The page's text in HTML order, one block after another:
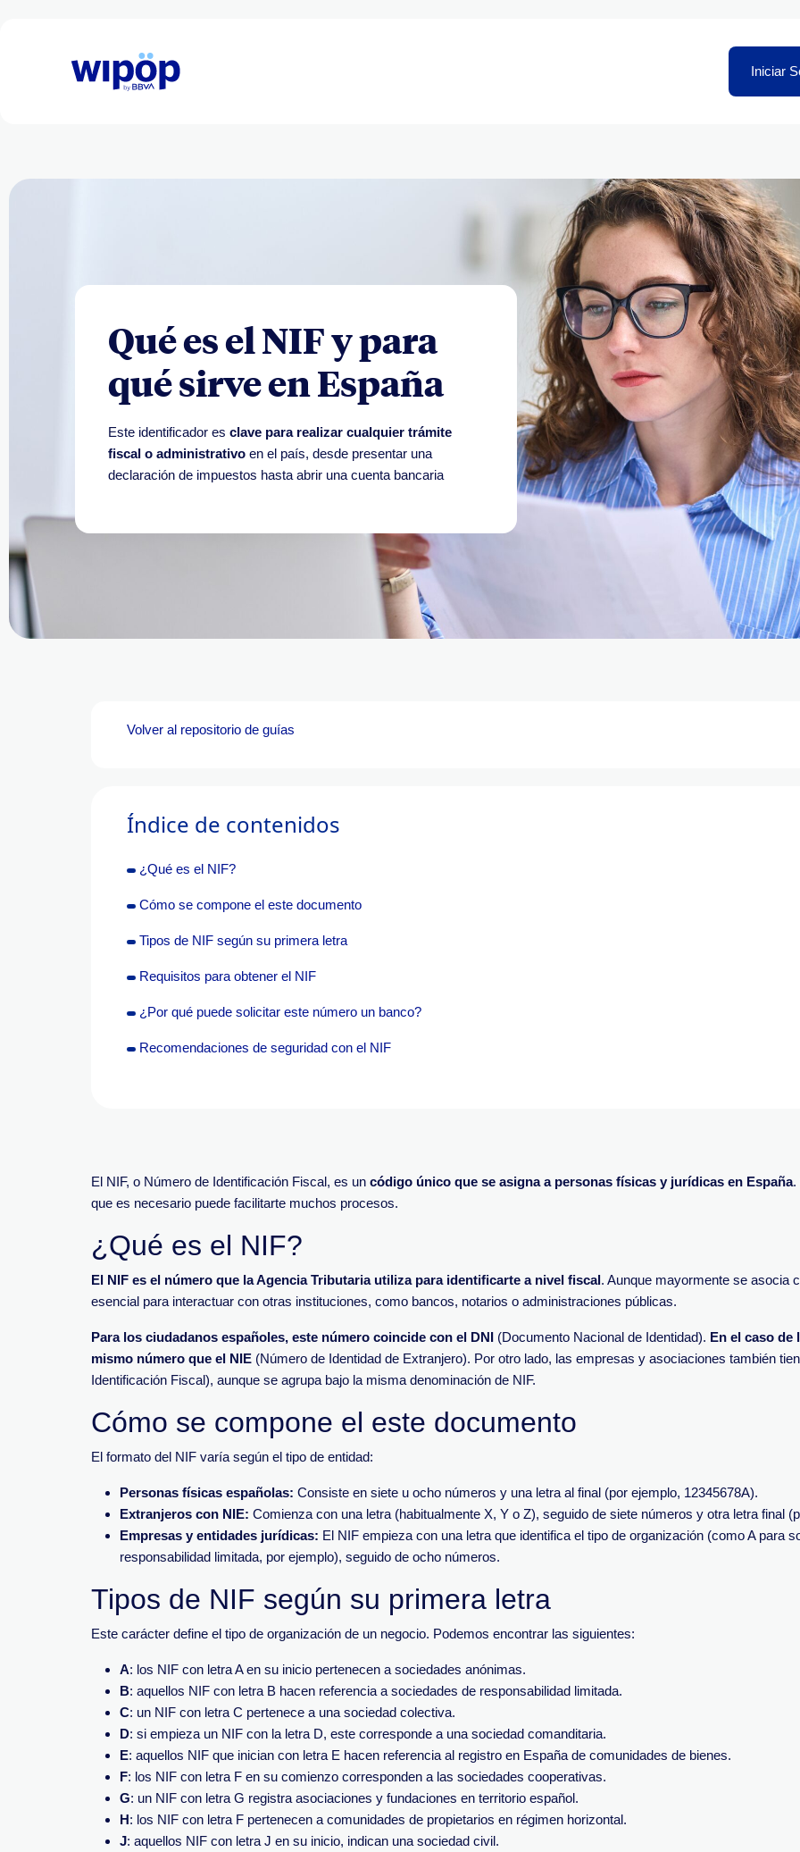
Iniciar
Qué es el NIF y para
qué sirve en España
Este identificador es clave para realizar cualquier trámite
fiscal o administrativo en el país, desde presentar una
declaración de impuestos hasta abrir una cuenta bancaria
Volver al repositorio de guías
Índice de contenidos
¿Qué es el NIF?
Cómo se compone el este documento
Tipos de NIF según su primera letra
Requisitos para obtener el NIF
¿Por qué puede solicitar este número un banco?
Recomendaciones de seguridad con el NIF
El NIF, o Número de Identificación Fiscal, es un código único que se asigna a personas físicas y jurídicas en España.
que es necesario puede facilitarte muchos procesos.
¿Qué es el NIF?
El NIF es el número que la Agencia Tributaria utiliza para identificarte a nivel fiscal. Aunque mayormente se asocia
esencial para interactuar con otras instituciones, como bancos, notarios o administraciones públicas.
Para los ciudadanos españoles, este número coincide con el DNI (Documento Nacional de Identidad). En el caso de
mismo número que el NIE (Número de Identidad de Extranjero). Por otro lado, las empresas y asociaciones también
Identificación Fiscal), aunque se agrupa bajo la misma denominación de NIF.
Cómo se compone el este documento
El formato del NIF varía según el tipo de entidad:
Personas físicas españolas: Consiste en siete u ocho números y una letra al final (por ejemplo, 12345678A).
Extranjeros con NIE: Comienza con una letra (habitualmente X, Y o Z), seguido de siete números y otra letra final
Empresas y entidades jurídicas: El NIF empieza con una letra que identifica el tipo de organización (como A para
responsabilidad limitada, por ejemplo), seguido de ocho números.
Tipos de NIF según su primera letra
Este carácter define el tipo de organización de un negocio. Podemos encontrar las siguientes:
A: los NIF con letra A en su inicio pertenecen a sociedades anónimas.
B: aquellos NIF con letra B hacen referencia a sociedades de responsabilidad limitada.
C: un NIF con letra C pertenece a una sociedad colectiva.
D: si empieza un NIF con la letra D, este corresponde a una sociedad comanditaria.
E: aquellos NIF que inician con letra E hacen referencia al registro en España de comunidades de bienes.
F: los NIF con letra F en su comienzo corresponden a las sociedades cooperativas.
G: un NIF con letra G registra asociaciones y fundaciones en territorio español.
H: los NIF con letra F pertenecen a comunidades de propietarios en régimen horizontal.
J: aquellos NIF con letra J en su inicio, indican una sociedad civil.